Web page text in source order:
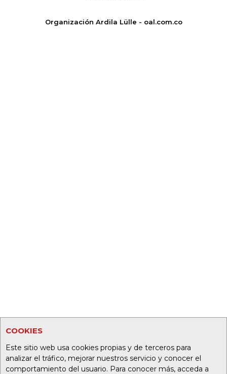
COOKIES
Este sitio web usa cookies propias y de terceros para
analizar el tráfico, mejorar nuestros servicio y conocer el
comportamiento del usuario. Para conocer más, acceda a
Organización Ardila Lülle - oal.com.co